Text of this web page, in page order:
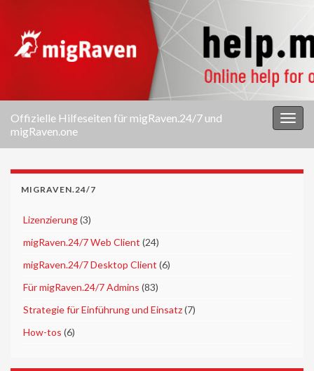
Offizielle Hilfeseiten für migRaven.24/7 und
migRaven.one
MIGRAVEN.24/7
Lizenzierung(3)
migRaven.24/7 Web Client (24)
migRaven.24/7 Desktop Client (6)
Für migRaven.24/7 Admins (83)
Strategie für Einführung und Einsatz(7)
How-tos (6)